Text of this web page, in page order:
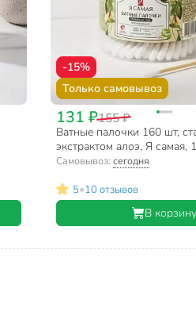
-15%
Только самовывоз
131 ₽155 ₽
Ватные палочки 160 шт,
экстрактом алоэ, Я самая,
Самовывоз:сегодня
5•10 отзывов
В корзину